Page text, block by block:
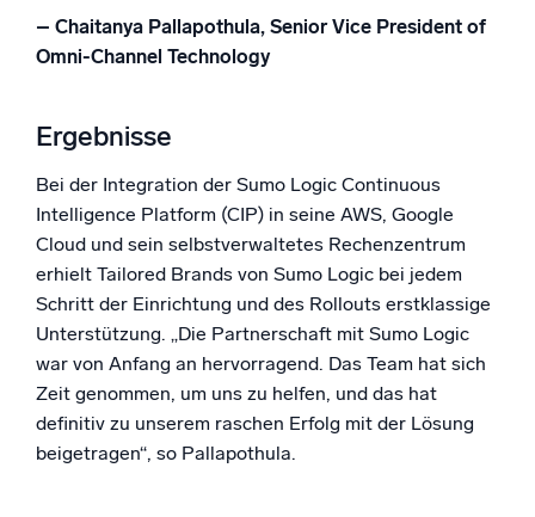
– Chaitanya Pallapothula, Senior Vice President of
Omni-Channel Technology
Ergebnisse
Bei der Integration der Sumo Logic Continuous
Intelligence Platform (CIP) in seine AWS, Google
Cloud und sein selbstverwaltetes Rechenzentrum
erhielt Tailored Brands von Sumo Logic bei jedem
Schritt der Einrichtung und des Rollouts erstklassige
Unterstützung. „Die Partnerschaft mit Sumo Logic
war von Anfang an hervorragend. Das Team hat sich
Zeit genommen, um uns zu helfen, und das hat
definitiv zu unserem raschen Erfolg mit der Lösung
beigetragen“, so Pallapothula.